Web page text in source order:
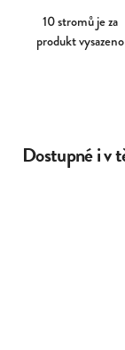
10 stromů je za
produkt vysazeno
Dostupné i v